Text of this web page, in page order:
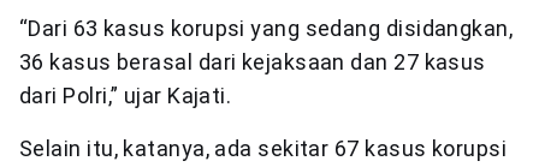
“Dari 63 kasus korupsi yang sedang disidangkan,
36 kasus berasal dari kejaksaan dan 27 kasus
dari Polri,” ujar Kajati.
Selain itu, katanya, ada sekitar 67 kasus korupsi